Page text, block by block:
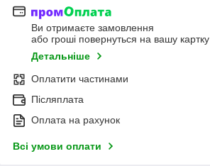
Ви отримаєте замовлення
або гроші повернуться на вашу картку
Детальніше
Оплатити частинами
Післяплата
Оплата на рахунок
Всі умови оплати